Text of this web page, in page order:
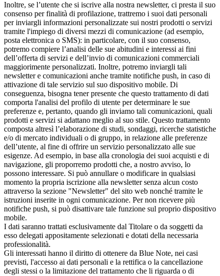
Inoltre, se l’utente che si iscrive alla nostra newsletter, ci presta il suo
consenso per finalità di profilazione, trattremo i suoi dati personali
per inviargli informazioni personalizzate sui nostri prodotti o servizi
tramite l'impiego di diversi mezzi di comunicazione (ad esempio,
posta elettronica o SMS): in particolare, con il suo consenso,
potremo compiere l’analisi delle sue abitudini e interessi ai fini
dell’offerta di servizi e dell’invio di comunicazioni commerciali
maggiorimente personalizzati. Inoltre, potremo inviargli tali
newsletter e comunicazioni anche tramite notifiche push, in caso di
attivazione di tale servizio sul suo dispositivo mobile. Di
conseguenza, bisogna tener presente che questo trattamento di dati
comporta l'analisi del profilo di utente per determinare le sue
preferenze e, pertanto, quando gli inviamo tali comunicazioni, quali
prodotti e servizi si adattano meglio al suo stile. Questo trattamento
composta altresì l’elaborazione di studi, sondaggi, ricerche statistiche
e/o di mercato individuali o di gruppo, in relazione alle preferenze
dell’utente, al fine di offrire un servizio personalizzato alle sue
esigenze. Ad esempio, in base alla cronologia dei suoi acquisti e di
navigazione, gli proporremo prodotti che, a nostro avviso, lo
possono interessare. Si può annullare o modificare in qualsiasi
momento la propria iscrizione alla newsletter senza alcun costo
attraverso la sezione "Newsletter" del sito web nonché tramite le
istruzioni inserite in ogni comunicazione. Per non ricevere più
notifiche push, si può disattivare tale funzione sul proprio dispositivo
mobile.
I dati saranno trattati esclusivamente dal Titolare o da soggetti da
esso delegati appositamente selezionati e dotati della necessaria
professionalità.
Gli interessati hanno il diritto di ottenere da Blue Note, nei casi
previsti, l'accesso ai dati personali e la rettifica o la cancellazione
degli stessi o la limitazione del trattamento che li riguarda o di